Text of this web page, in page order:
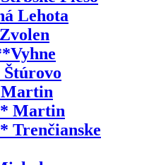
Lehota
Martin
Trenčianske